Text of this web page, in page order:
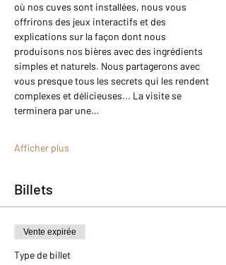
où nos cuves sont installées, nous vous
offrirons des jeux interactifs et des
explications sur la façon dont nous
produisons nos bières avec des ingrédients
simples et naturels. Nous partagerons avec
vous presque tous les secrets qui les rendent
complexes et délicieuses... La visite se
terminera par une…
Afficher plus
Billets
Vente expirée
Type de billet